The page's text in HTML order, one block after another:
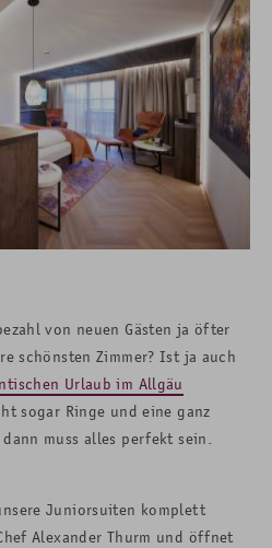
von neuen Gästen ja öfter
schönsten Zimmer? Ist ja auch
Urlaub im Allgäu
sogar Ringe und eine ganz
muss alles perfekt sein.
Juniorsuiten komplett
Alexander Thurm und öffnet